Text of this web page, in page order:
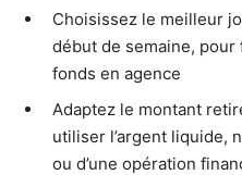
Choisissez le meilleur
début de semaine,
fonds en agence
Adaptez le montant
utiliser l’argent liquide,
ou d’une opération